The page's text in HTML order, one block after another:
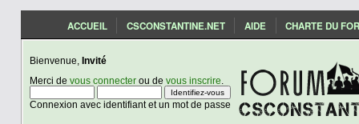
ACCUEIL CSCONSTANTINE.NET AIDE CHARTE DU
Bienvenue, Invité
Merci de vous connecterou de vous inscrire
Connexion avec identifiant et un mot de passe